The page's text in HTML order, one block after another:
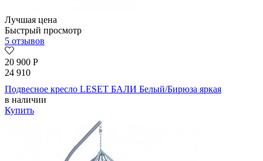
Лучшая цена
Быстрый просмотр
5 отзывов
20 900 Р
24 910
Подвесное кресло LESET БАЛИ Белый/Бирюза яркая
в наличии
Купить